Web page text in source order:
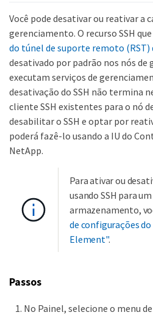
Você pode desativar ou reativar a
gerenciamento. O recurso SSH
do túnel de suporte remoto
desativado por padrão nos nós de
executam serviços de
desativação do SSH não termina
cliente SSH existentes para o nó
desabilitar o SSH e optar por
poderá fazê-lo usando a IU do
NetApp.
Para ativar ou
usando SSH para
armazenamento,
de configurações
Element".
Passos
No Painel, selecione o menu